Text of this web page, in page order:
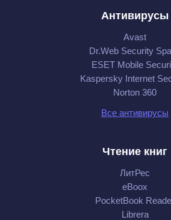
Антивирусы
Avast
Dr.Web Security
ESET Mobile
Kaspersky Internet
Norton 360
Все антивирусы
Чтение книг
ЛитРес
eBoox
PocketBook
Librera